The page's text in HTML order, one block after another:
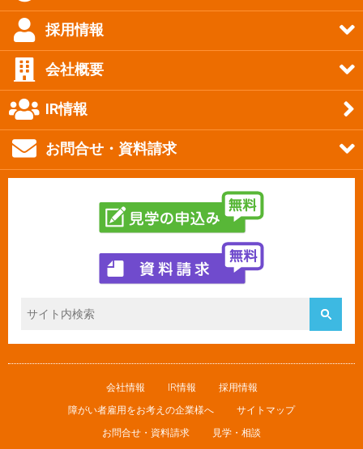
採用情報
会社概要
IR情報
お問合せ・資料請求
会社情報 IR情報
採用情報
障がい者雇用をお考えの企業様へ
サイトマップ
お問合せ・資料請求
見学・相談